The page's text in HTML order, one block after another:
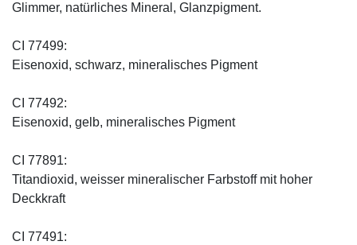
Glimmer, natürliches Mineral, Glanzpigment.
CI 77499:
Eisenoxid, schwarz, mineralisches Pigment
CI 77492:
Eisenoxid, gelb, mineralisches Pigment
CI 77891:
Titandioxid, weisser mineralischer Farbstoff mit hoher
Deckkraft
CI 77491: